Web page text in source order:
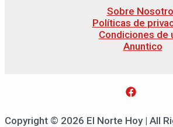
Sobre
Políticas de
Condiciones de
Anuntico
Copyright © 2026 El Norte Hoy | All